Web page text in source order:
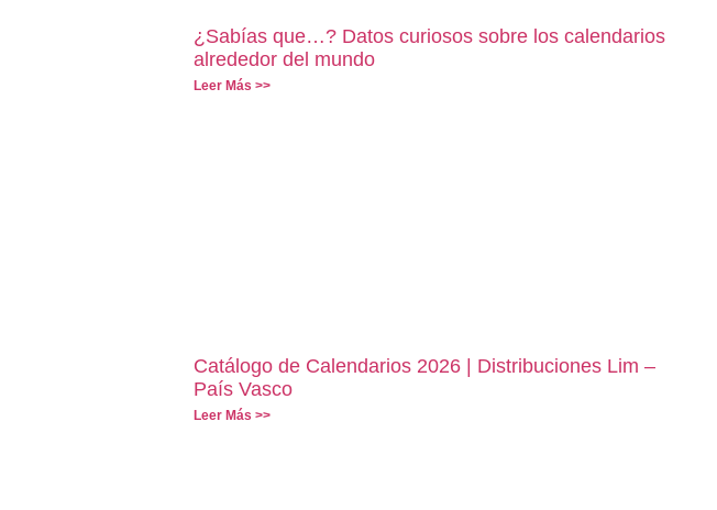
¿Sabías que…? Datos curiosos sobre los calendarios
alrededor del mundo
Leer Más >>
Catálogo de Calendarios 2026 | Distribuciones Lim –
País Vasco
Leer Más >>